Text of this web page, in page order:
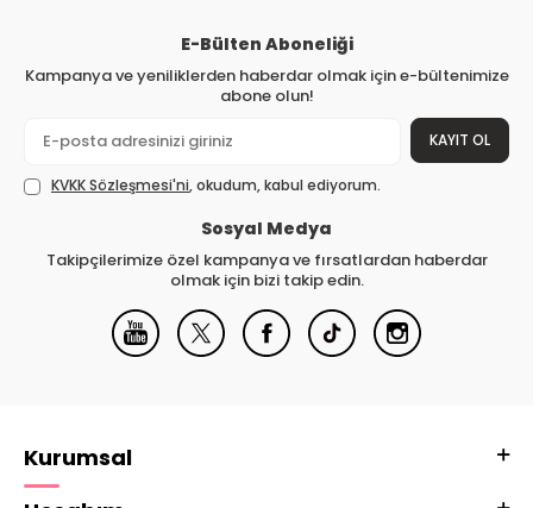
E-Bülten Aboneliği
Kampanya ve yeniliklerden haberdar olmak için e-bültenimize
abone olun!
KAYIT OL
KVKK Sözleşmesi'ni, okudum, kabul ediyorum.
Sosyal Medya
Takipçilerimize özel kampanya ve fırsatlardan haberdar
olmak için bizi takip edin.
Kurumsal